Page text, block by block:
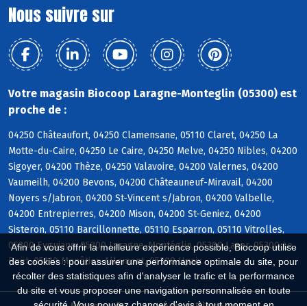
Afin de vous offrir la meilleure expérience possible, Biocoop utilise
des cookies : pour assurer une performance optimale du site, pour
récolter des statistiques afin d'analyser le trafic et la performance
du site et vous proposer une navigation personnalisée en toute
Nous suivre sur
Votre magasin Biocoop Laragne-Monteglin (05300) est
proche de :
04250 Châteaufort, 04250 Clamensane, 05110 Claret, 04250 La
Motte-du-Caire, 04250 Le Caire, 04250 Melve, 04250 Nibles, 04200
Sigoyer, 04200 Thèze, 04250 Valavoire, 04200 Valernes, 04200
Vaumeilh, 04200 Bevons, 04200 Châteauneuf-Miravail, 04200
Noyers s/Jabron, 04200 St-Vincent s/Jabron, 04200 Valbelle,
04200 Entrepierres, 04200 Mison, 04200 St-Geniez, 04200
Sisteron, 05110 Barcillonnette, 05110 Esparron, 05110 Vitrolles,
05300 Eyguians, 05300 Laragne-Montéglin, 05300 Lazer, 05300 Le
Poët, 05110 Monêtier-Allemont, 05300 Upaix